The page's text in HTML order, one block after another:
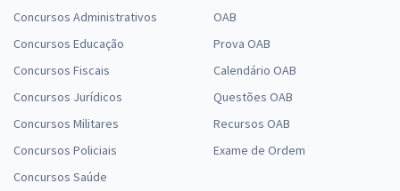
Concursos Administrativos
Concursos Educação
Concursos Fiscais
Concursos Jurídicos
Concursos Militares
Concursos Policiais
Concursos Saúde
OAB
Prova OAB
Calendário OAB
Questões OAB
Recursos OAB
Exame de Ordem